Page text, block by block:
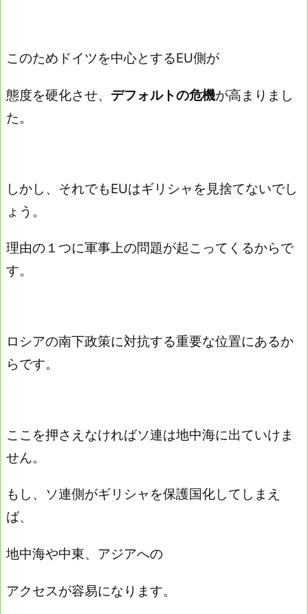
このためドイツを中心とするEU側が
態度を硬化させ、 デフォルトの危機が高まりまし
た。
しかし、それでもEUはギリシャを見捨てないでし
ょう。
理由の１つに軍事上の問題が起こってくるからで
す。
ロシアの南下政策に対抗する重要な位置にあるか
らです。
ここを押さえなければソ連は地中海に出ていけま
せん。
もし、ソ連側がギリシャを保護国化してしまえ
ば、
地中海や中東、アジアへの
アクセスが容易になります。